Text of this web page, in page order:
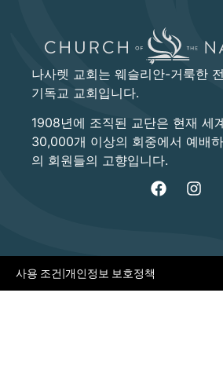
나사렛 교회는 웨슬리안-거룩한
기독교 교회입니다.
1908년에 조직된 교단은 현재 세
30,000개 이상의 회중에서 예배
의 회원들의 고향입니다.
사용 조건|개인정보 보호정책